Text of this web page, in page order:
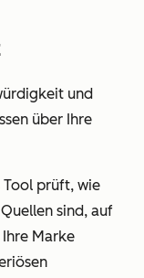
und
über Ihre
Tool prüft, wie
sind, auf
Marke